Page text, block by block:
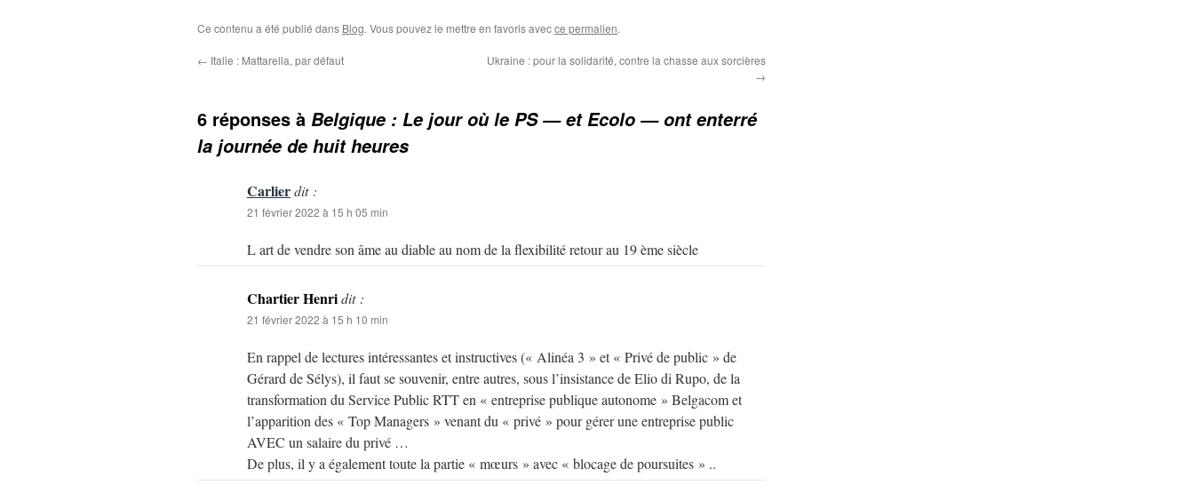
Ce contenu a été publié dans Blog. Vous pouvez le mettre en favoris avecce permalien.
← Italie : Mattarella, par défaut
Ukraine : pour la solidarité, contre la chasse aux sorcières
→
6 réponses à Belgique : Le jour où le PS — et Ecolo — ont enterré
la journée de huit heures
Carlierdit :
21 février 2022 à 15 h 05 min
L art de vendre son âme au diable au nom de la flexibilité retour au 19 ème siècle
Chartier Henridit :
21 février 2022 à 15 h 10 min
En rappel de lectures intéressantes et instructives (« Alinéa 3 » et « Privé de public » de
Gérard de Sélys), il faut se souvenir, entre autres, sous l’insistance de Elio di Rupo, de la
transformation du Service Public RTT en « entreprise publique autonome » Belgacom et
l’apparition des « Top Managers » venant du « privé » pour gérer une entreprise public
AVEC un salaire du privé …
De plus, il y a également toute la partie « mœurs » avec « blocage de poursuites » ..